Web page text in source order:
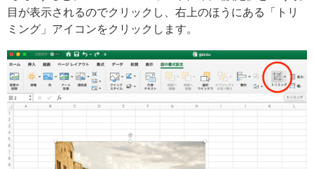
目が表示されるのでクリックし、右上のほうにある「トリ
ミング」アイコンをクリックします。